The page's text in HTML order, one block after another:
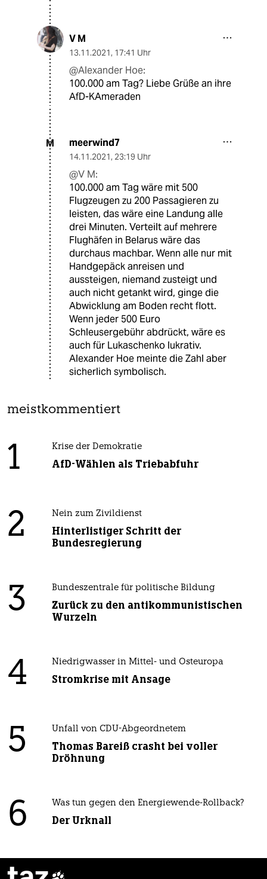
V M
13.11.2021, 17:41 Uhr
@Alexander Hoe:
100.000 am Tag? Liebe Grüße an ihre
AfD-KAmeraden
M meerwind7
14.11.2021, 23:19 Uhr
@V M:
100.000 am Tag wäre mit 500
Flugzeugen zu 200 Passagieren zu
leisten, das wäre eine Landung alle
drei Minuten. Verteilt auf mehrere
Flughäfen in Belarus wäre das
durchaus machbar. Wenn alle nur mit
Handgepäck anreisen und
aussteigen, niemand zusteigt und
auch nicht getankt wird, ginge die
Abwicklung am Boden recht flott.
Wenn jeder 500 Euro
Schleusergebühr abdrückt, wäre es
auch für Lukaschenko lukrativ.
Alexander Hoe meinte die Zahl aber
sicherlich symbolisch.
meistkommentiert
1 Krise der Demokratie
AfD-Wählen als Triebabfuhr
2 Nein zum Zivildienst
Hinterlistiger Schritt der
Bundesregierung
3 Bundeszentrale für politische Bildung
Zurück zu den antikommunistischen
Wurzeln
4 Niedrigwasser in Mittel- und Osteuropa
Stromkrise mit Ansage
5 Unfall von CDU-Abgeordnetem
Thomas Bareiß crasht bei voller
Dröhnung
6 Was tun gegen den Energiewende-Rollback?
Der Urknall